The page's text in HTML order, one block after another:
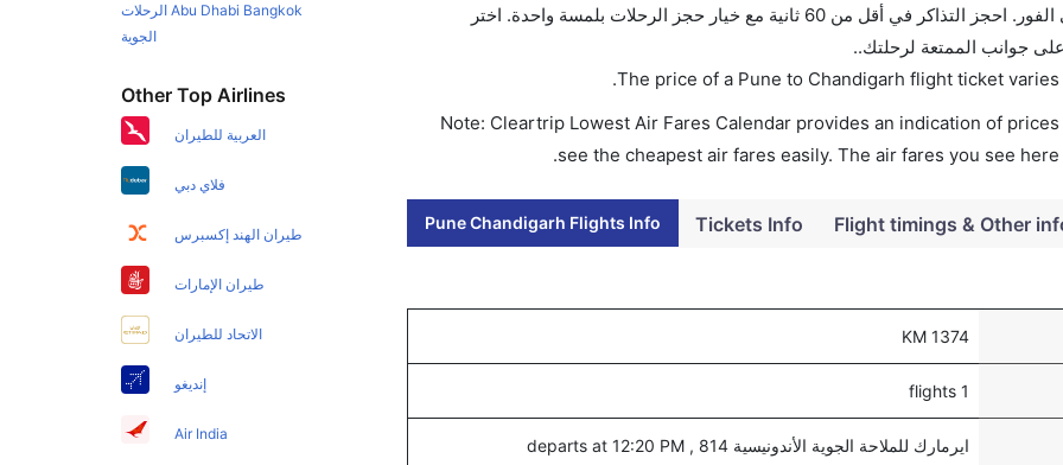
لك تقويم الأسعار بمقارنة الأسعار وتغيير تاريخ الحجز على الفور. احجز التذاكر في أقل من 60 ثانية مع خيار حجز الرحلات بلمسة واحدة. اختر
على جوانب الممتعة لرحلتك..
The price of a Pune to Chandigarh flight ticket
.
Note: Cleartrip Lowest Air Fares Calendar provides an indication of
see the cheapest air fares easily. The air fares you see
Pune Chandigarh Flights Info Tickets Info Flight timings & Other
1374 KM
1 flights
ايرمارك للملاحة الجوية الأندونيسية 814 , departs at 12:20 PM
Abu Dhabi Bangkok الرحلات
الجوية
Other Top Airlines
العربية للطيران
فلاي دبي
طيران الهند إكسبرس
طيران الإمارات
الاتحاد للطيران
إنديغو
Air India